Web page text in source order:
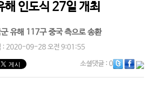
해 인도식 27일 개최
유해 117구 중국 측으로 송환
: 2020-09-28 오전 9:01:55
소셜댓글: 0